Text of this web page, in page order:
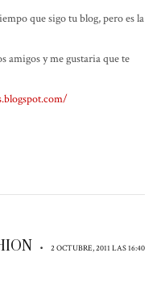
que sigo tu blog, pero es la
amigos y me gustaria que te
• 2 OCTUBRE, 2011 LAS 16:40